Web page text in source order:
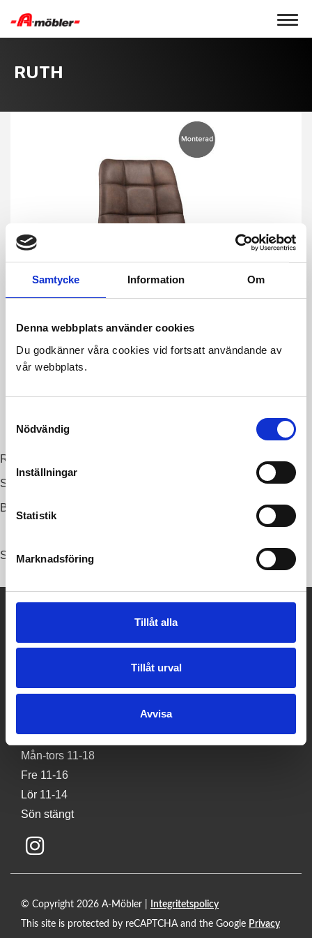
Samtycke Information Om
Denna webbplats använder cookies
Du godkänner våra cookies vid fortsatt användande av
vår webbplats.
Nödvändig
Inställningar
Statistik
Marknadsföring
Tillåt alla
Tillåt urval
Avvisa
Toggle
RUTH
Ruth – finns i brun, beige och mörkgrå
Säljes i 2-pack/4-pack
Bredd 45
Sitthöjd 50
Butikens öppettider
Mån-tors 11-18
Fre 11-16
Lör 11-14
Sön stängt
© Copyright 2026 A-Möbler |
Integritetspolicy
This site is protected by reCAPTCHA and the Google Privacy